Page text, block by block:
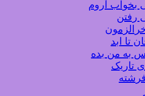
بخواب آروم
رفتن
تا ابد
به من بده
تاریک